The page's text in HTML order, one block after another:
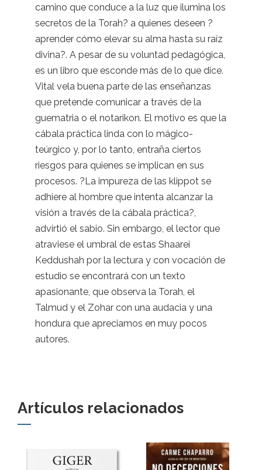
camino que conduce a la luz que ilumina los
secretos de la Torah? a quienes deseen ?
aprender cómo elevar su alma hasta su raíz
divina?. A pesar de su voluntad pedagógica,
es un libro que esconde más de lo que dice.
Vital vela buena parte de las enseñanzas
que pretende comunicar a través de la
guematria o el notarikon. El motivo es que la
cábala práctica linda con lo mágico-
teúrgico y, por lo tanto, entraña ciertos
riesgos para quienes se implican en sus
procesos. ?La impureza de las klippot se
adhiere al hombre que intenta alcanzar la
visión a través de la cábala práctica?,
advirtió el sabio. Sin embargo, el lector que
atraviese el umbral de estas Shaarei
Keddushah por la lectura y con vocación de
estudio se encontrará con un texto
apasionante, que observa la Torah, el
Talmud y el Zohar con una audacia y una
hondura que apreciamos en muy pocos
autores.
Artículos relacionados